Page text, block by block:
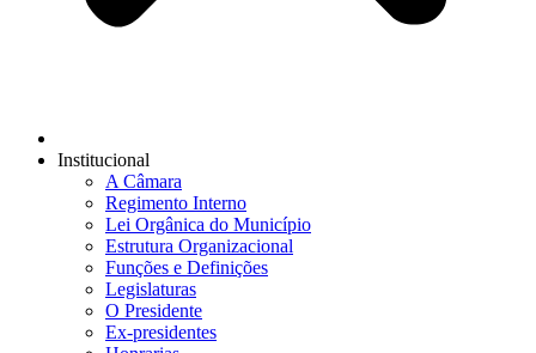
Institucional
A Câmara
Regimento Interno
Lei Orgânica do Município
Estrutura Organizacional
Funções e Definições
Legislaturas
O Presidente
Ex-presidentes